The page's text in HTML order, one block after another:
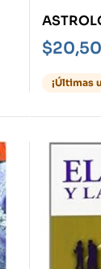
$20,50
¡Últimas